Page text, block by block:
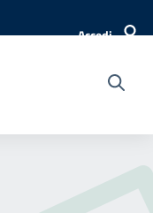
Accedi